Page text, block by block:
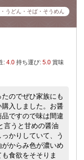
うどん・そば・そうめん
: 4.0 持ち運び: 5.0 賞味
のでぜひ家族にも
入しました。お醤
ですので味は間違
言うと甘めの醤油
かりしていて、う
からみ色が濃いめ
食欲をそそりま